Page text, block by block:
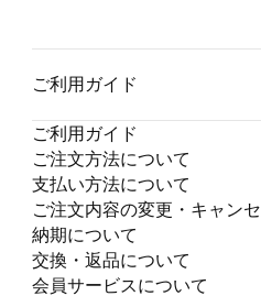
ご利用ガイド
ご利用ガイド
ご注文方法について
支払い方法について
ご注文内容の変更・キャン
納期について
交換・返品について
会員サービスについて